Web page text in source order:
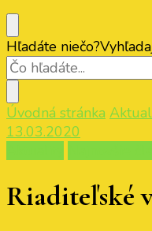
Hľadáte niečo?
Úvodná stránka
13.03.2020
Riaditeľské